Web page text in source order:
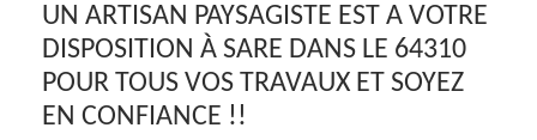
UN ARTISAN PAYSAGISTE EST A VOTRE
DISPOSITION À SARE DANS LE 64310
POUR TOUS VOS TRAVAUX ET SOYEZ
EN CONFIANCE !!